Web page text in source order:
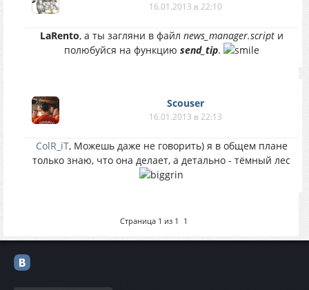
16.01.2013 в 22:10
LaRento, а ты загляни в файл news_manager.scriptи
полюбуйся на функцию send_tip.
Scouser
16.01.2013 в 22:13
ColR_iT, Можешь даже не говорить) я в общем плане
только знаю, что она делает, а детально - тёмный лес
Страница 1 из 1 1